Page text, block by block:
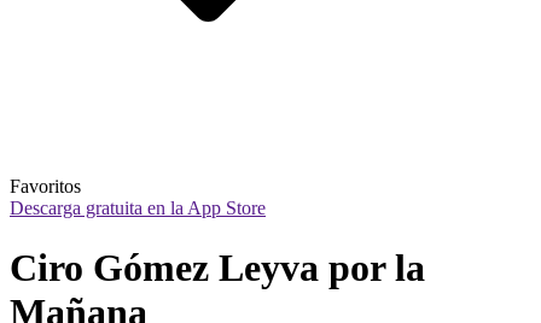
Favoritos
Descarga gratuita en la App Store
Ciro Gómez Leyva por la
Mañana